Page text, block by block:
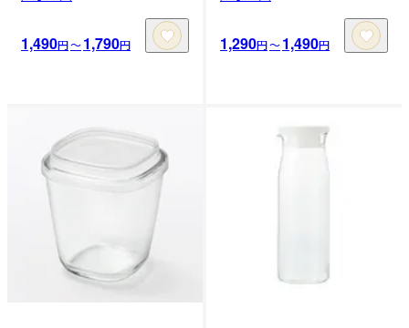
1,490円〜1,790円 1,290円〜1,490円